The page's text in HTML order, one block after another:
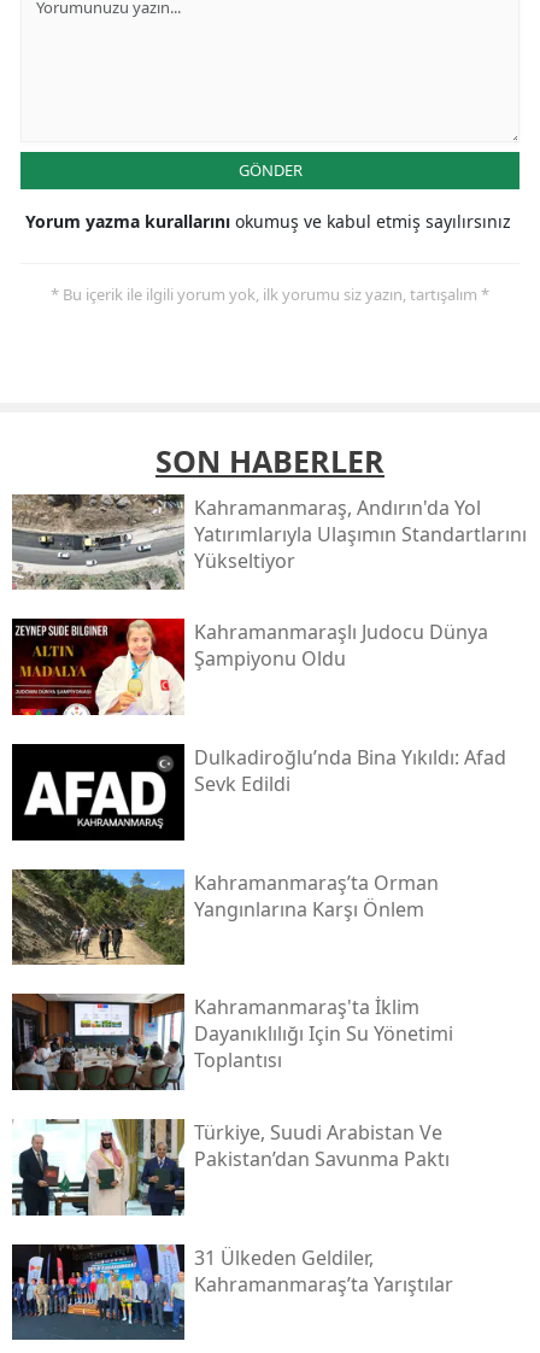
GÖNDER
Yorum yazma kurallarını okumuş ve kabul etmiş sayılırsınız
* Bu içerik ile ilgili yorum yok, ilk yorumu siz yazın, tartışalım *
SON HABERLER
Kahramanmaraş, Andırın'da Yol
Yatırımlarıyla Ulaşımın Standartlarını
Yükseltiyor
Kahramanmaraşlı Judocu Dünya
Şampiyonu Oldu
Dulkadiroğlu’nda Bina Yıkıldı: Afad
Sevk Edildi
Kahramanmaraş’ta Orman
Yangınlarına Karşı Önlem
Kahramanmaraş'ta İklim
Dayanıklılığı Için Su Yönetimi
Toplantısı
Türkiye, Suudi Arabistan Ve
Pakistan’dan Savunma Paktı
31 Ülkeden Geldiler,
Kahramanmaraş’ta Yarıştılar